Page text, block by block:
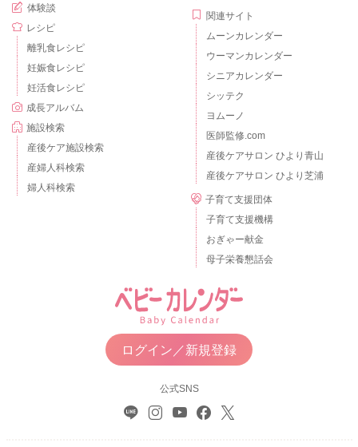
体験談
レシピ
離乳食レシピ
妊娠食レシピ
妊活食レシピ
成長アルバム
施設検索
産後ケア施設検索
産婦人科検索
婦人科検索
関連サイト
ムーンカレンダー
ウーマンカレンダー
シニアカレンダー
シッテク
ヨムーノ
医師監修.com
産後ケアサロン ひより青山
産後ケアサロン ひより芝浦
子育て支援団体
子育て支援機構
おぎゃー献金
母子栄養懇話会
ログイン／新規登録
公式SNS